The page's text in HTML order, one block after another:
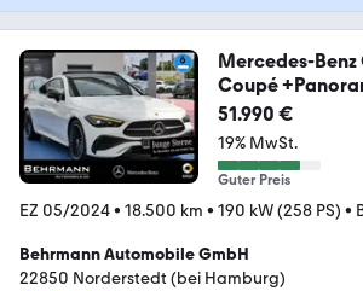
Mercedes-Benz
Coupé
51.990 €
19% MwSt.
Guter Preis
EZ 05/2024• 18.500 km • 190 kW (258 PS) •
Behrmann Automobile GmbH
22850 Norderstedt (bei Hamburg)